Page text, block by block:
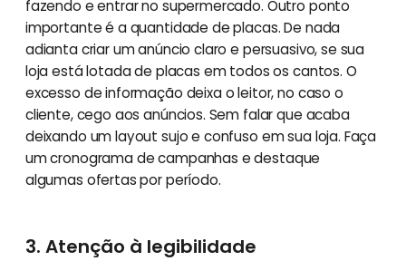
fazendo e entrar no supermercado. Outro ponto
importante é a quantidade de placas. De nada
adianta criar um anúncio claro e persuasivo, se sua
loja está lotada de placas em todos os cantos. O
excesso de informação deixa o leitor, no caso o
cliente, cego aos anúncios. Sem falar que acaba
deixando um layout sujo e confuso em sua loja. Faça
um cronograma de campanhas e destaque
algumas ofertas por período.
3. Atenção à legibilidade